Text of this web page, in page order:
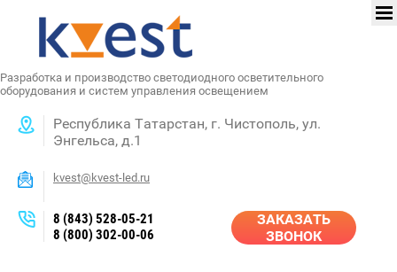
Разработка и производство светодиодного осветительного
оборудования и систем управления освещением
Республика Татарстан, г. Чистополь, ул.
Энгельса, д.1
kvest@kvest-led.ru
8 (843) 528-05-21
8 (800) 302-00-06
ЗАКАЗАТЬ
ЗВОНОК